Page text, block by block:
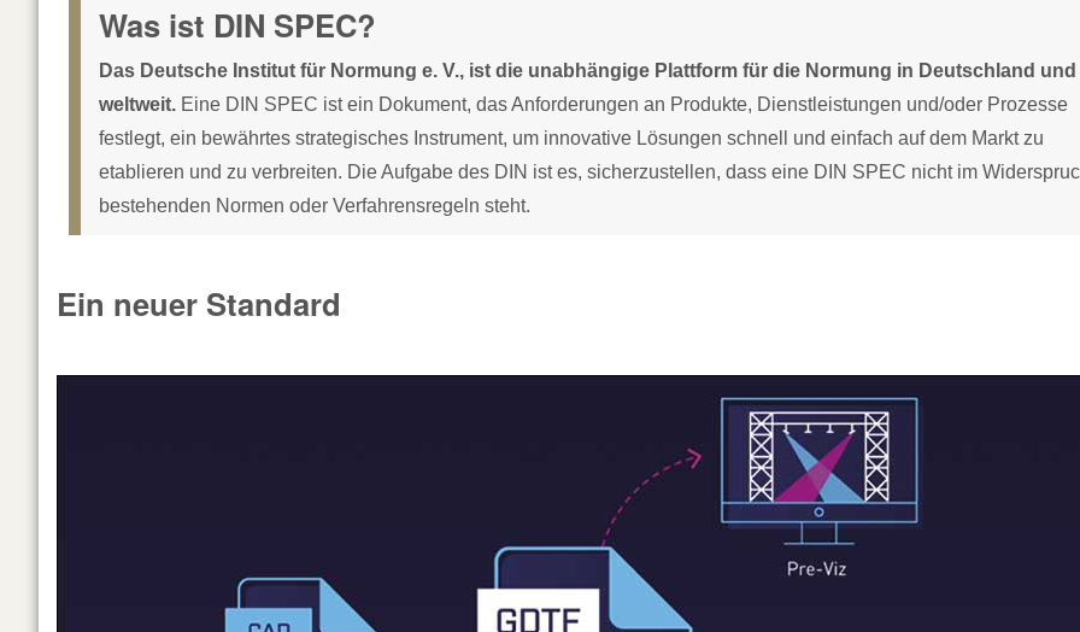
Was ist DIN SPEC?
Das Deutsche Institut für Normung e. V., ist die unabhängige Plattform für die Normung in Deutschland und
weltweit. Eine DIN SPEC ist ein Dokument, das Anforderungen an Produkte, Dienstleistungen und/oder Prozesse
festlegt, ein bewährtes strategisches Instrument, um innovative Lösungen schnell und einfach auf dem Markt zu
etablieren und zu verbreiten. Die Aufgabe des DIN ist es, sicherzustellen, dass eine DIN SPEC nicht im
bestehenden Normen oder Verfahrensregeln steht.
Ein neuer Standard